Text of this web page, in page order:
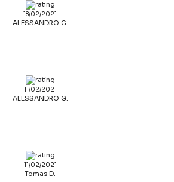
18/02/2021
ALESSANDRO G.
11/02/2021
ALESSANDRO G.
11/02/2021
Tomas D.